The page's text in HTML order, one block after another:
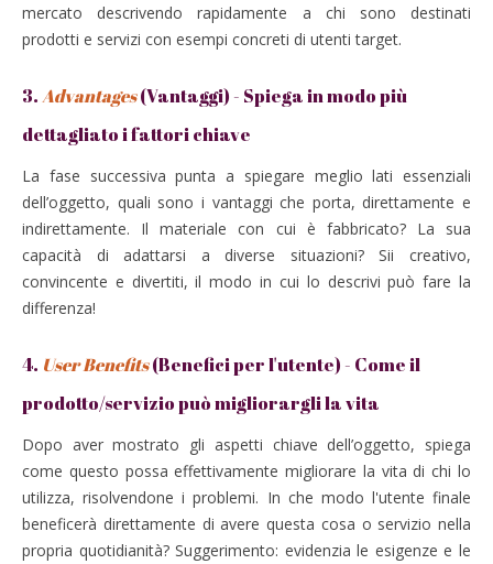
mercato descrivendo rapidamente a chi sono destinati
prodotti e servizi con esempi concreti di utenti target.
3.Advantages(Vantaggi) - Spiega in modo più
dettagliato i fattori chiave
La fase successiva punta a spiegare meglio lati essenziali
dell’oggetto, quali sono i vantaggi che porta, direttamente e
indirettamente. Il materiale con cui è fabbricato? La sua
capacità di adattarsi a diverse situazioni? Sii creativo,
convincente e divertiti, il modo in cui lo descrivi può fare la
differenza!
4. User Benefits(Benefici per l'utente) - Come il
prodotto/servizio può migliorargli la vita
Dopo aver mostrato gli aspetti chiave dell’oggetto, spiega
come questo possa effettivamente migliorare la vita di chi lo
utilizza, risolvendone i problemi. In che modo l'utente finale
beneficerà direttamente di avere questa cosa o servizio nella
propria quotidianità? Suggerimento: evidenzia le esigenze e le